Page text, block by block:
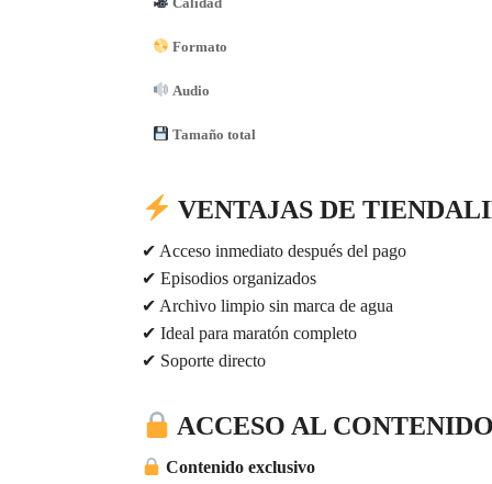
Formato
Audio
Tamaño total
VENTAJAS DE
✔ Acceso inmediato después del pago
✔ Episodios organizados
✔ Archivo limpio sin marca de agua
✔ Ideal para maratón completo
✔ Soporte directo
ACCESO AL CONTENIDO
Contenido exclusivo